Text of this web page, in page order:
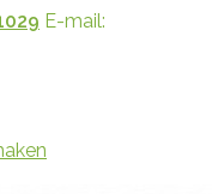
E-mail: